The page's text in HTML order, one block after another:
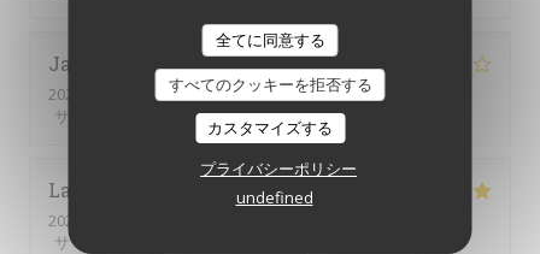
全てに同意する
すべてのクッキーを拒否する
カスタマイズする
プライバシーポリシー
undefined
Jacques
2026-07-28
- 18:00 - ゲスト 2
サービス
雰囲気:4/5 メニュー:4/5
Laura
2026-07-25
サービス